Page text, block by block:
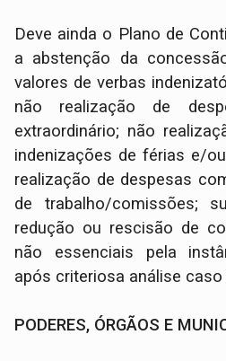
Deve ainda o Plano de
a abstenção da
valores de verbas
não realização de
extraordinário; não
indenizações de férias e/
realização de despesas
de trabalho/comissões;
redução ou rescisão de
não essenciais pela
após criteriosa análise caso
PODERES, ÓRGÃOS E